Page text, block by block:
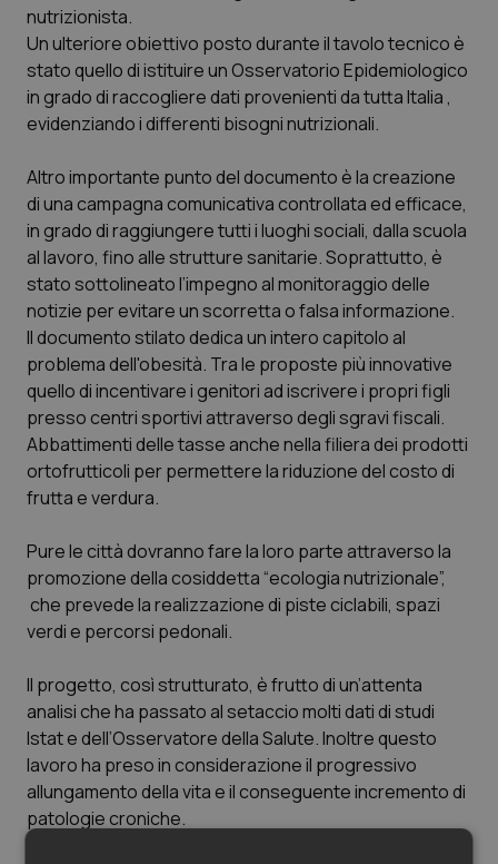
Provincia Autonoma di Trento
Puglia
Sardegna
Sicilia
Toscana
Umbria
Valle D’Aosta
Veneto
Ipertensione & Scompenso
Malattie rare
Malattia di Crohn & Rettocolite Ulcerosa
Neuroscienze & patologie neurodegenerative
Obesità
Oftalmologia
Oncodermatologia
Oncoematologia
Oncologia & Nutrizione
Psoriasi & pelle
Quotidiano Cardiologia
Quotidiano Oncologia
Quotidiano Pediatria
Rene & patologie urogenitali
nutrizionista.
Un ulteriore obiettivo posto durante il tavolo tecnico è
stato quello di istituire un Osservatorio Epidemiologico
in grado di raccogliere dati provenienti da tutta Italia ,
evidenziando i differenti bisogni nutrizionali.
Altro importante punto del documento è la creazione
di una campagna comunicativa controllata ed efficace,
in grado di raggiungere tutti i luoghi sociali, dalla scuola
al lavoro, fino alle strutture sanitarie. Soprattutto, è
stato sottolineato l’impegno al monitoraggio delle
notizie per evitare un scorretta o falsa informazione.
Il documento stilato dedica un intero capitolo al
problema dell'obesità. Tra le proposte più innovative
quello di incentivare i genitori ad iscrivere i propri figli
presso centri sportivi attraverso degli sgravi fiscali.
Abbattimenti delle tasse anche nella filiera dei prodotti
ortofrutticoli per permettere la riduzione del costo di
frutta e verdura.
Pure le città dovranno fare la loro parte attraverso la
promozione della cosiddetta “ecologia nutrizionale”,
che prevede la realizzazione di piste ciclabili, spazi
verdi e percorsi pedonali.
Il progetto, così strutturato, è frutto di un’attenta
analisi che ha passato al setaccio molti dati di studi
Istat e dell’Osservatore della Salute. Inoltre questo
lavoro ha preso in considerazione il progressivo
allungamento della vita e il conseguente incremento di
patologie croniche.